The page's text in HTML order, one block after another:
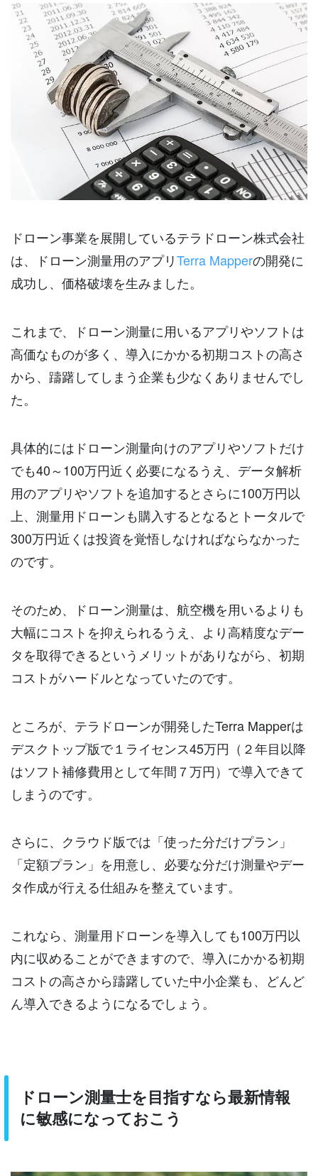
ドローン事業を展開しているテラドローン株式会社
は、ドローン測量用のアプリTerra Mapperの開発に
成功し、価格破壊を生みました。
これまで、ドローン測量に用いるアプリやソフトは
高価なものが多く、導入にかかる初期コストの高さ
から、躊躇してしまう企業も少なくありませんでし
た。
具体的にはドローン測量向けのアプリやソフトだけ
でも40～100万円近く必要になるうえ、データ解析
用のアプリやソフトを追加するとさらに100万円以
上、測量用ドローンも購入するとなるとトータルで
300万円近くは投資を覚悟しなければならなかった
のです。
そのため、ドローン測量は、航空機を用いるよりも
大幅にコストを抑えられるうえ、より高精度なデー
タを取得できるというメリットがありながら、初期
コストがハードルとなっていたのです。
ところが、テラドローンが開発したTerra Mapperは
デスクトップ版で１ライセンス45万円（２年目以降
はソフト補修費用として年間７万円）で導入できて
しまうのです。
さらに、クラウド版では「使った分だけプラン」
「定額プラン」を用意し、必要な分だけ測量やデー
タ作成が行える仕組みを整えています。
これなら、測量用ドローンを導入しても100万円以
内に収めることができますので、導入にかかる初期
コストの高さから躊躇していた中小企業も、どんど
ん導入できるようになるでしょう。
ドローン測量士を目指すなら最新情報
に敏感になっておこう